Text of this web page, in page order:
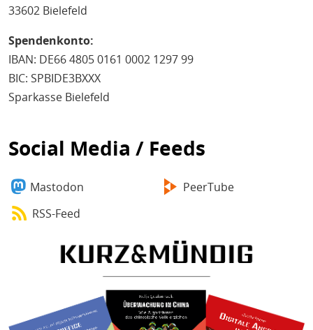
33602 Bielefeld
Spendenkonto:
IBAN: DE66 4805 0161 0002 1297 99
BIC: SPBIDE3BXXX
Sparkasse Bielefeld
Social Media / Feeds
Mastodon
PeerTube
RSS-Feed